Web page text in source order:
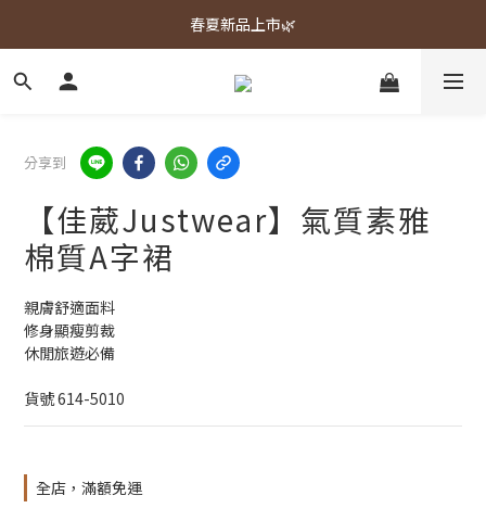
春夏新品上市🌿
春夏新品上市🌿
週週上新品✨
分享到
【佳葳Justwear】氣質素雅
棉質A字裙
親膚舒適面料
修身顯瘦剪裁
休閒旅遊必備
貨號 614-5010
全店，滿額免運